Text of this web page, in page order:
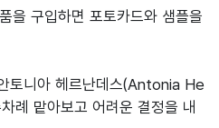
구입하면 포토카드와 샘플을
토니아 헤르난데스(Antonia He
례 맡아보고 어려운 결정을 내